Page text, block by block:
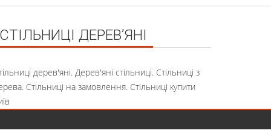
СТІЛЬНИЦІ ДЕРЕВ’ЯНІ
дерев'яні. Дерев'яні стільниці. Стільниці з
Стільниці на замовлення. Стільниці купити